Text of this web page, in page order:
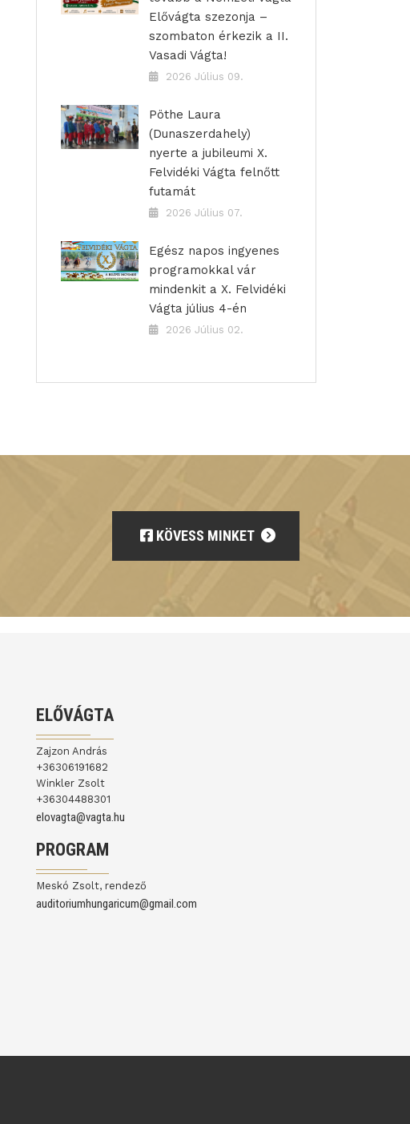
Elővágta szezonja –
szombaton érkezik a II.
Vasadi Vágta!
2026 Július 09.
Pöthe Laura
(Dunaszerdahely)
nyerte a jubileumi X.
Felvidéki Vágta felnőtt
futamát
2026 Július 07.
Egész napos ingyenes
programokkal vár
mindenkit a X. Felvidéki
Vágta július 4-én
2026 Július 02.
KÖVESS MINKET
ELŐVÁGTA
Zajzon András
+36306191682
Winkler Zsolt
+36304488301
elovagta@vagta.hu
PROGRAM
Meskó Zsolt, rendező
auditoriumhungaricum@gmail.com